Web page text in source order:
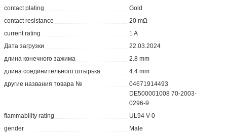
contact plating
Gold
contact resistance
20 mΩ
current rating
1 A
Дата загрузки
22.03.2024
длина конечного зажима
2.8 mm
длина соединительного штырька
4.4 mm
другие названия товара №
04671914493
DE500001008 70-2003-
0296-9
flammability rating
UL94 V-0
gender
Male